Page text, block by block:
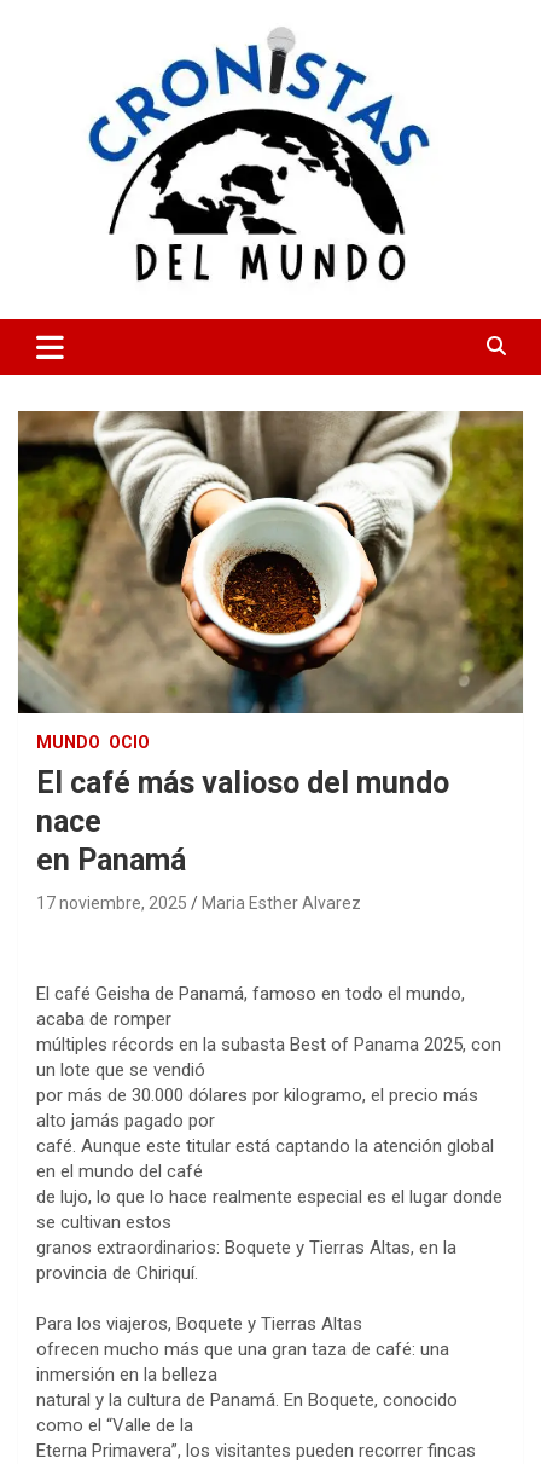
CRONISTAS DEL MUNDO
MUNDO OCIO
El café más valioso del mundo
nace
en Panamá
17 noviembre, 2025 Maria Esther Alvarez
El café Geisha de Panamá, famoso en todo el mundo,
acaba de romper
múltiples récords en la subasta Best of Panama 2025, con
un lote que se vendió
por más de 30.000 dólares por kilogramo, el precio más
alto jamás pagado por
café. Aunque este titular está captando la atención global
en el mundo del café
de lujo, lo que lo hace realmente especial es el lugar donde
se cultivan estos
granos extraordinarios: Boquete y Tierras Altas, en la
provincia de Chiriquí.
Para los viajeros, Boquete y Tierras Altas
ofrecen mucho más que una gran taza de café: una
inmersión en la belleza
natural y la cultura de Panamá. En Boquete, conocido
como el “Valle de la
Eterna Primavera”, los visitantes pueden recorrer fincas